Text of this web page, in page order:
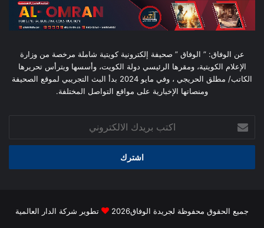
عن الوفاق: ” الوفاق ” صحيفة إلكترونية كويتية شاملة مرخصة من وزارة
الإعلام الكويتية، ومقرها الرئيسي دولة الكويت، وأسسها ويترأس تحريرها
الكاتب/ مطلق الحريجي ، وفي مايو 2024 بدأ البث التجريبي لموقع الصحيفة
ومنصاتها الإخبارية على مواقع التواصل المختلفة.
بريدك
الالكتروني
جميع الحقوق محفوظة لجريدة الوفاق2026 تطوير شركة الدار العالمية